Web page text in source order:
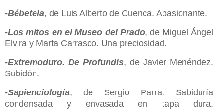
-Bébetela, de Luis Alberto de Cuenca. Apasionante.
-Los mitos en el Museo del Prado, de Miguel Ángel
Elvira y Marta Carrasco. Una preciosidad.
-Extremoduro. De Profundis, de Javier Menéndez.
Subidón.
-Sapienciología, de Sergio Parra. Sabiduría
condensada y envasada en tapa dura.